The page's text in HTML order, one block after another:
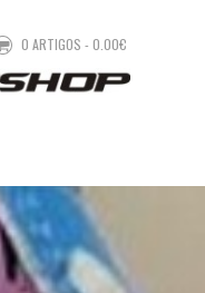
0 ARTIGOS - 0.00€